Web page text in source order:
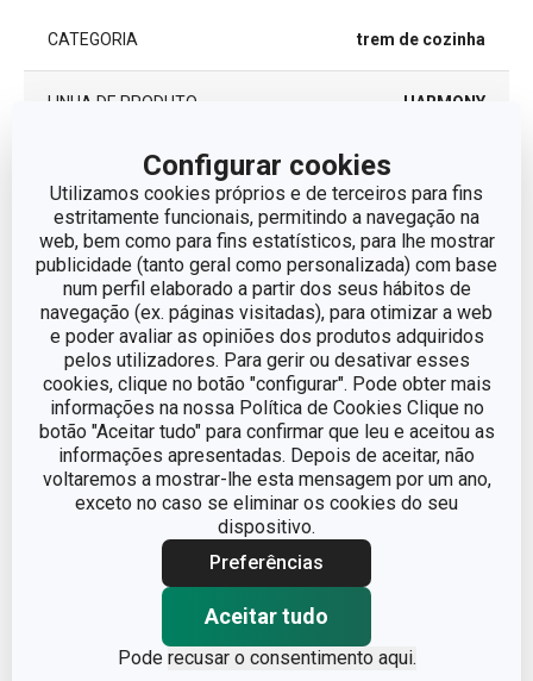
Configurar cookies
Utilizamos cookies próprios e de terceiros para fins
estritamente funcionais, permitindo a navegação na
web, bem como para fins estatísticos, para lhe mostrar
publicidade (tanto geral como personalizada) com base
num perfil elaborado a partir dos seus hábitos de
navegação (ex. páginas visitadas), para otimizar a web
e poder avaliar as opiniões dos produtos adquiridos
pelos utilizadores. Para gerir ou desativar esses
cookies, clique no botão "configurar". Pode obter mais
informações na nossa Política de Cookies Clique no
botão "Aceitar tudo" para confirmar que leu e aceitou as
informações apresentadas. Depois de aceitar, não
voltaremos a mostrar-lhe esta mensagem por um ano,
exceto no caso se eliminar os cookies do seu
dispositivo.
Preferências
Aceitar tudo
Pode recusar o consentimento aqui.
CATEGORIA trem de cozinha
LINHA DE PRODUTO HARMONY
aço inoxidável, vidro
CORES Metalizado
INDUÇÃO Sim
GÁS Sim
VITROCERÂMICO Sim
ELÉCTRICO Sim
MÁQUINA DE LAVAR LOUÇA
GARANTIA (EM ANOS)